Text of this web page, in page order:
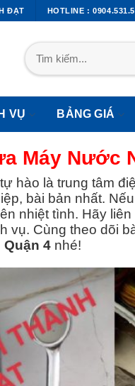
ĐẠT HOTLINE :
VỤ BẢNG GIÁ
Máy Nước
tự hào là trung tâm
bài bản nhất.
nhiệt tình. Hãy
vụ. Cùng theo dõi
4 nhé!
LẠNH
Quận 1
Quận 2
Quận 3
Quận 4
Quận 5